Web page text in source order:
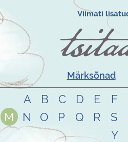
Viimati
Märksõnad
A B C D E F
M
N O P Q R S
Y